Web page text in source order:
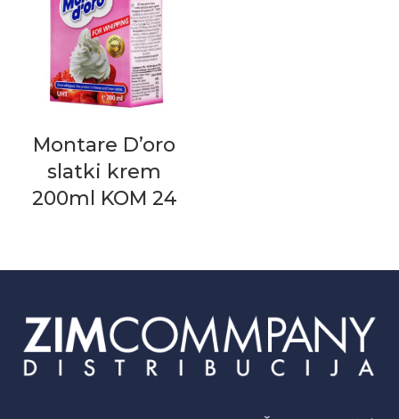
Montare D’oro
slatki krem
200ml KOM 24